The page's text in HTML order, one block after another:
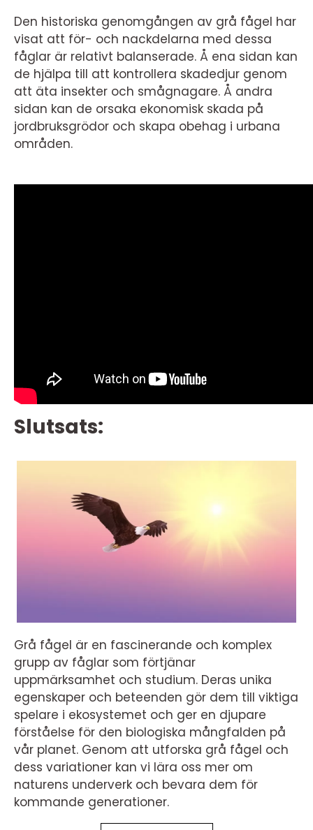
Den historiska genomgången av grå fågel har
visat att för- och nackdelarna med dessa
fåglar är relativt balanserade. Å ena sidan kan
de hjälpa till att kontrollera skadedjur genom
att äta insekter och smågnagare. Å andra
sidan kan de orsaka ekonomisk skada på
jordbruksgrödor och skapa obehag i urbana
områden.
Slutsats:
Grå fågel är en fascinerande och komplex
grupp av fåglar som förtjänar
uppmärksamhet och studium. Deras unika
egenskaper och beteenden gör dem till viktiga
spelare i ekosystemet och ger en djupare
förståelse för den biologiska mångfalden på
vår planet. Genom att utforska grå fågel och
dess variationer kan vi lära oss mer om
naturens underverk och bevara dem för
kommande generationer.